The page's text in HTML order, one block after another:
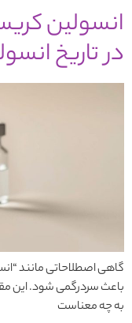
انسولین
در تاریخ
گاهی اصطلاحاتی مانند
باعث سردرگمی شود. این
به چه معناست